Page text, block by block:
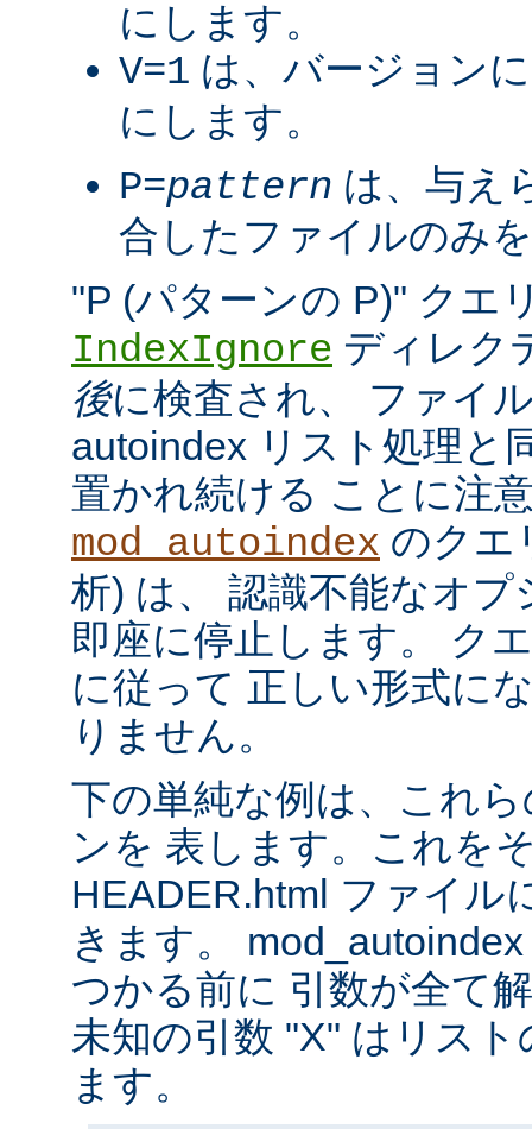
にします。
V=1 は、バージョン
にします。
P=pattern は、与え
合したファイルのみ
"P (パターンの P)" クエ
IndexIgnore ディレク
後に検査され、 ファイ
autoindex リスト処理と
置かれ続ける ことに注
mod_autoindex のクエ
析) は、 認識不能なオ
即座に停止します。 ク
に従って 正しい形式に
りません。
下の単純な例は、これ
ンを 表します。これを
HEADER.html ファイル
きます。
つかる前に 引数が全て
未知の引数 "X" はリス
ます。